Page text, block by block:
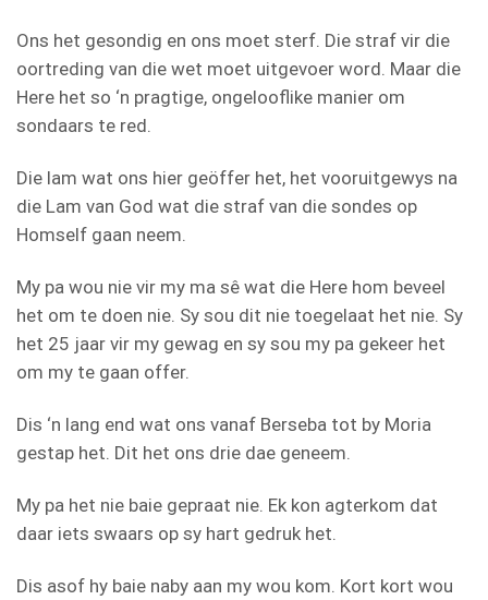
Ons het gesondig en ons moet sterf. Die straf vir die
oortreding van die wet moet uitgevoer word. Maar die
Here het so ‘n pragtige, ongelooflike manier om
sondaars te red.
Die lam wat ons hier geöffer het, het vooruitgewys na
die Lam van God wat die straf van die sondes op
Homself gaan neem.
My pa wou nie vir my ma sê wat die Here hom beveel
het om te doen nie. Sy sou dit nie toegelaat het nie. Sy
het 25 jaar vir my gewag en sy sou my pa gekeer het
om my te gaan offer.
Dis ‘n lang end wat ons vanaf Berseba tot by Moria
gestap het. Dit het ons drie dae geneem.
My pa het nie baie gepraat nie. Ek kon agterkom dat
daar iets swaars op sy hart gedruk het.
Dis asof hy baie naby aan my wou kom. Kort kort wou